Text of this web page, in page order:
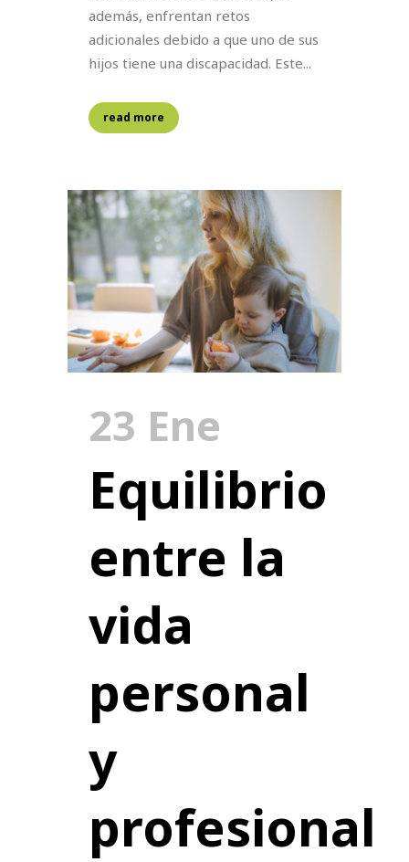
además, enfrentan retos
adicionales debido a que uno de sus
hijos tiene una discapacidad. Este...
read more
23 Ene
Equilibrio
entre la
vida
personal
y
profesional